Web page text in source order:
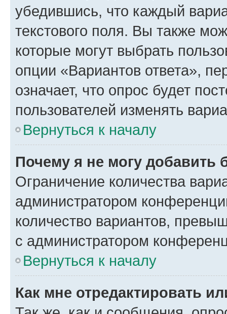
убедившись, что каждый
текстового поля. Вы также
которые могут выбрать
опции «Вариантов ответа»,
означает, что опрос будет
пользователей изменять
Вернуться к началу
Почему я не могу добавить
Ограничение количества
администратором
количество вариантов,
с администратором
Вернуться к началу
Как мне отредактировать